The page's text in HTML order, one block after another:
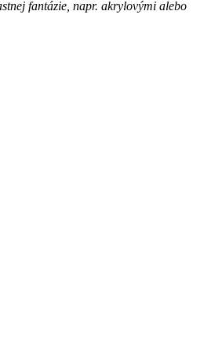
fantázie, napr. akrylovými alebo